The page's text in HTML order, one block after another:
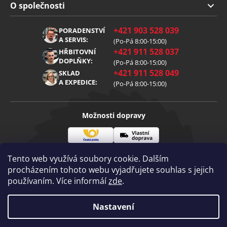
Tento web využívá soubory cookie. Dalším
procházením tohoto webu vyjadřujete souhlas s jejich
používaním. Více informáízde.
Nastavení
Doprava a platba
Obchodní podmínky
Reklamace
Zpracování osobních údajů
O společnosti
PORADENSTVÍ
A SERVIS:
+421 903 528 039
(Po-Pá 8:00-15:00)
HŘBITOVNÍ
DOPLŇKY:
+421 911 528 037
(Po-Pá 8:00-15:00)
SKLAD
A EXPEDICE:
+421 911 528 049
(Po-Pá 8:00-15:00)
Možnosti dopravy
pošta
doprava
Visa Mastercard
Copyright 2026
Diamantovenastroje.cz. Všechna práva
vyhrazena.